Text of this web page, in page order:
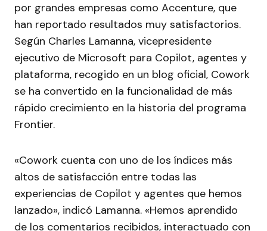
por grandes empresas como Accenture, que
han reportado resultados muy satisfactorios.
Según Charles Lamanna, vicepresidente
ejecutivo de Microsoft para Copilot, agentes y
plataforma, recogido en un blog oficial, Cowork
se ha convertido en la funcionalidad de más
rápido crecimiento en la historia del programa
Frontier.
«Cowork cuenta con uno de los índices más
altos de satisfacción entre todas las
experiencias de Copilot y agentes que hemos
lanzado», indicó Lamanna. «Hemos aprendido
de los comentarios recibidos, interactuado con